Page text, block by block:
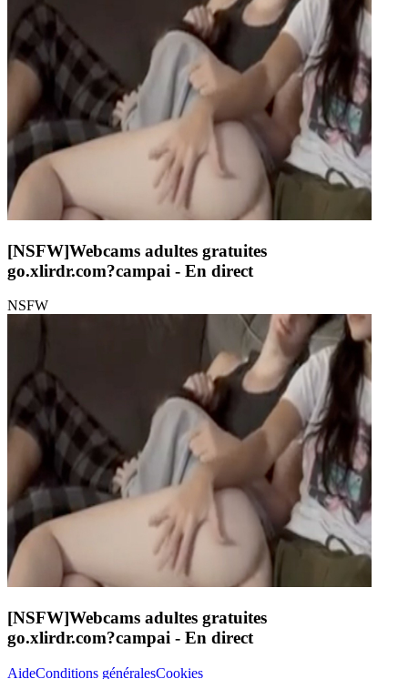
[NSFW]Webcams adultes gratuites
go.xlirdr.com?campai - En direct
NSFW
[NSFW]Webcams adultes gratuites
go.xlirdr.com?campai - En direct
AideConditions généralesCookies